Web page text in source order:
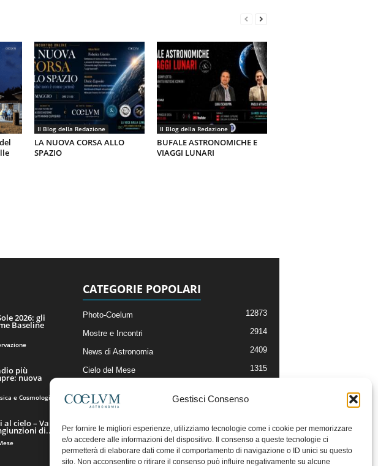
Gestisci Consenso
Per fornire le migliori esperienze, utilizziamo tecnologie come i cookie per memorizzare
e/o accedere alle informazioni del dispositivo. Il consenso a queste tecnologie ci
permetterà di elaborare dati come il comportamento di navigazione o ID unici su questo
sito. Non acconsentire o ritirare il consenso può influire negativamente su alcune
Il Blog della Redazione
LA NUOVA CORSA ALLO
SPAZIO
Il Blog della Redazione
BUFALE ASTRONOMICHE E
VIAGGI LUNARI
2026: gli
Baseline
più
nuova
e Cosmologia
cielo – Vale
di...
CATEGORIE POPOLARI
Photo-Coelum 12873
Mostre e Incontri 2914
News di Astronomia 2409
Cielo del Mese 1315
Articoli e Risorse On-Line
Il Blog della Redazione